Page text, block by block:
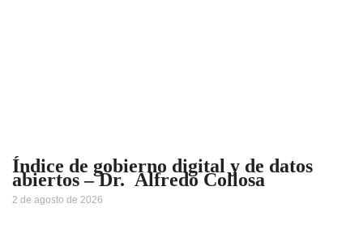
Índice de gobierno digital y de datos
abiertos – Dr. Alfredo Collosa
2 de agosto de 2026